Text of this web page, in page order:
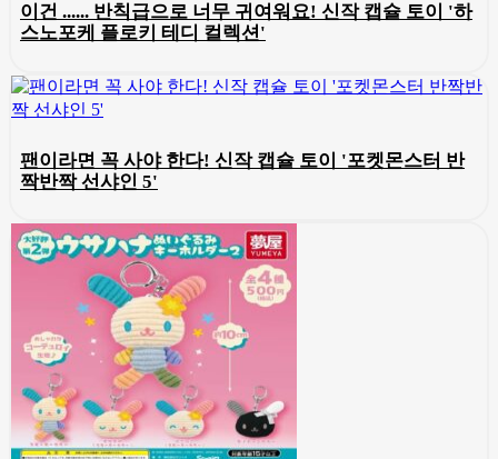
이건 ...... 반칙급으로 너무 귀여워요! 신작 캡슐 토이 '하
스노포케 플로키 테디 컬렉션'
팬이라면 꼭 사야 한다! 신작 캡슐 토이 '포켓몬스터 반
짝반짝 선샤인 5'